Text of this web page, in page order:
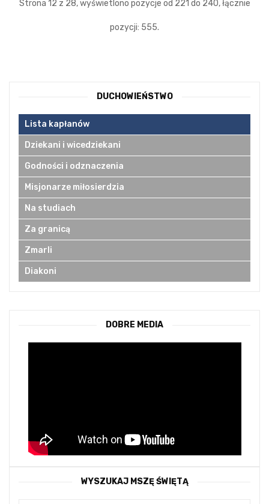
Strona 12 z 28, wyświetlono pozycje od 221 do 240, łącznie
pozycji: 555.
DUCHOWIEŃSTWO
Lista kapłanów
Dziekani i wicedziekani
Godności i odznaczenia
Misjonarze miłosierdzia
Na studiach
Za granicą
Zmarli
Diakoni
DOBRE MEDIA
WYSZUKAJ MSZĘ ŚWIĘTĄ